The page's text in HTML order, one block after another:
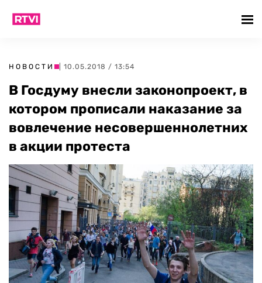
НОВОСТИ | 10.05.2018 / 13:54
В Госдуму внесли законопроект, в
котором прописали наказание за
вовлечение несовершеннолетних
в акции протеста